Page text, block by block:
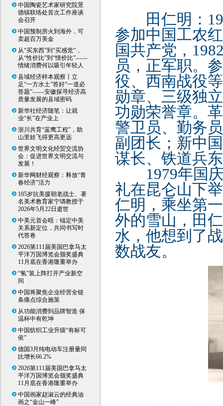
中国陶瓷艺术家研究院景
德镇联络处首次工作座谈
会召开
中国预制房火到海外，可
卖超百万美金
从“买东西”到“买感觉”，
从“性价比”到“情价比”——
情绪消费何以吸引年轻人
县域经济样本观察丨立
足“一方水土”答好“一道必
答题”——安徽探寻经济高
质量发展的县域密码
新华社经济随笔：让就
业“长”在产业上
浙川共育“蓝鹰工程”，助
山里娃飞得更高更远
世界文明文化经贸交流协
会：促进世界文明交流与
发展！
新华网财经观察：释放“青
春经济”活力
105岁抗美援朝老战士、著
名美术教育家宁璘教授于
2026年5月22日逝世
中美元首会晤：锚定中美
关系新定位，共同书写时
代答卷
2026第111届美国巴拿马太
平洋万国博览会颁奖盛典
11月底在香港隆重举办
“氢”装上阵打开产业新空
间
中国将聚焦企业经营全链
条痛点综合施策
从功能消费到品牌智造 保
温杯中有乾坤
中国纺织工业升级“有标可
依”
德国3月纯电动车注册量同
比增长66.2%
2026第111届美国巴拿马太
平洋万国博览会颁奖盛典
11月底在香港隆重举办
中国画家赵淑云的经典油
画之“金山一峰”
田仁明：
参加中国工农
国共产党，
员，正军职。
役、西南战役
勋章、三级独
功勋荣誉章。
警卫员、勤务
副团长；新中
谋长、铁道兵
1979年国
礼在昆仑山下
仁明，乘坐第
外的雪山，田
水，他想到了
数战友。